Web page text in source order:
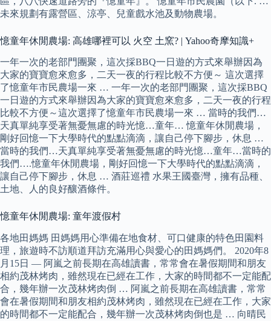
未來規劃有露營區、涼亭、兒童戲水池及動物農場。
憶童年休閒農場: 高雄哪裡可以 火空 土窯? | Yahoo奇摩知識+
一年一次的老部門團聚，這次採BBQ一日遊的方式來舉辦因為
大家的寶寶愈來愈多，二天一夜的行程比較不方便～ 這次選擇
了憶童年市民農場一來 … 一年一次的老部門團聚，這次採BBQ
一日遊的方式來舉辦因為大家的寶寶愈來愈多，二天一夜的行程
比較不方便～這次選擇了憶童年市民農場一來 … 當時的我們…
天真單純享受著無憂無慮的時光憶…童年… 憶童年休閒農場，
剛好回憶一下大學時代的點點滴滴，讓自己停下腳步，休息 …
當時的我們…天真單純享受著無憂無慮的時光憶…童年…當時的
我們….憶童年休閒農場，剛好回憶一下大學時代的點點滴滴，
讓自己停下腳步，休息 … 酒莊巡禮 水果王國臺灣，擁有品種、
土地、人的良好釀酒條件。
憶童年休閒農場: 童年渡假村
各地田媽媽 田媽媽用心準備在地食材、可口健康的特色田園料
理，旅遊時不訪順道拜訪充滿用心與愛心的田媽媽們。 2020年8
月15日 — 阿嵐之前長期在高雄讀書，常常會在暑假期間和朋友
相約茂林烤肉，雖然現在已經在工作，大家的時間都不一定能配
合，幾年辦一次茂林烤肉倒 … 阿嵐之前長期在高雄讀書，常常
會在暑假期間和朋友相約茂林烤肉，雖然現在已經在工作，大家
的時間都不一定能配合，幾年辦一次茂林烤肉倒也是 … 向晴民